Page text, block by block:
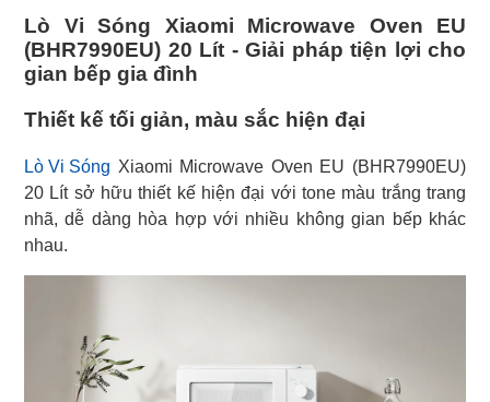
Lò Vi Sóng Xiaomi Microwave Oven EU
(BHR7990EU) 20 Lít - Giải pháp tiện lợi cho
gian bếp gia đình
Thiết kế tối giản, màu sắc hiện đại
Lò Vi Sóng Xiaomi Microwave Oven EU (BHR7990EU)
20 Lít sở hữu thiết kế hiện đại với tone màu trắng trang
nhã, dễ dàng hòa hợp với nhiều không gian bếp khác
nhau.